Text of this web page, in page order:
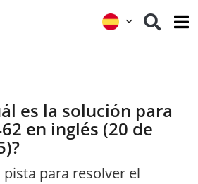
es la solución para
en inglés (20 de
pista para resolver el